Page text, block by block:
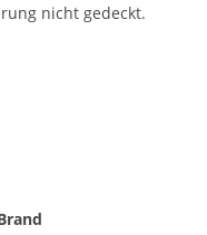
nicht gedeckt.